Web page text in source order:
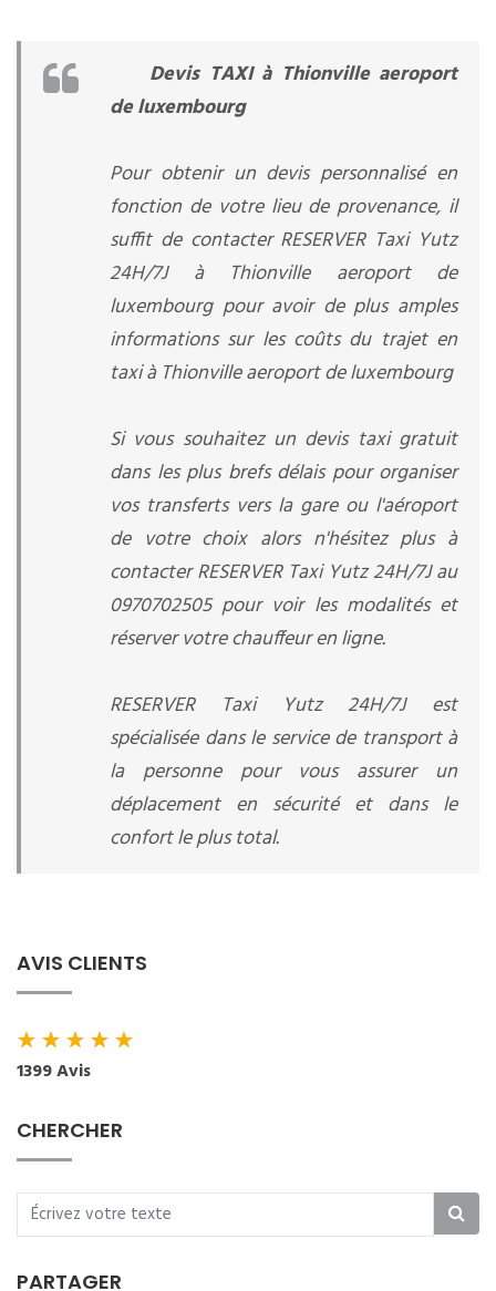
Devis TAXI à Thionville aeroport
de luxembourg
Pour obtenir un devis personnalisé en
fonction de votre lieu de provenance, il
suffit de contacter RESERVER Taxi Yutz
24H/7J à Thionville aeroport de
luxembourg pour avoir de plus amples
informations sur les coûts du trajet en
taxi à Thionville aeroport de luxembourg
Si vous souhaitez un devis taxi gratuit
dans les plus brefs délais pour organiser
vos transferts vers la gare ou l'aéroport
de votre choix alors n'hésitez plus à
contacter RESERVER Taxi Yutz 24H/7J au
0970702505 pour voir les modalités et
réserver votre chauffeur en ligne.
RESERVER Taxi Yutz 24H/7J est
spécialisée dans le service de transport à
la personne pour vous assurer un
déplacement en sécurité et dans le
confort le plus total.
AVIS CLIENTS
★★★★★
1399 Avis
CHERCHER
PARTAGER